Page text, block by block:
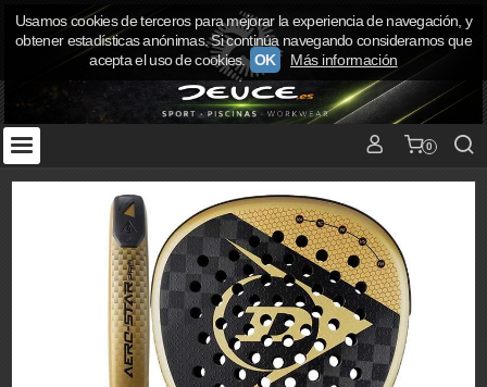
0
Usamos cookies de terceros para mejorar la experiencia de navegación, y
obtener estadísticas anónimas. Si continúa navegando consideramos que
acepta el uso de cookies. OK Más información